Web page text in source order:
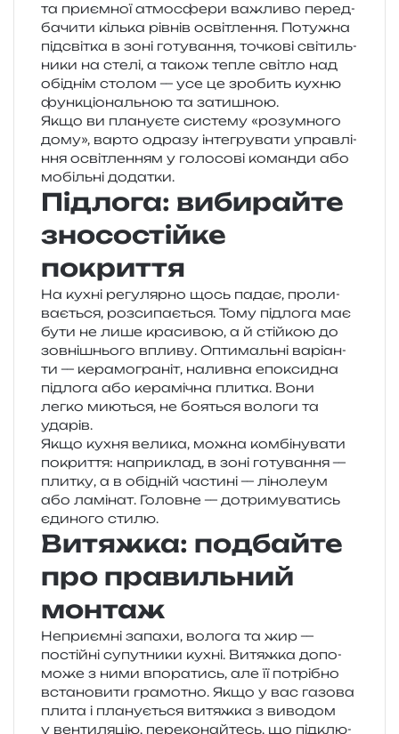
та при­єм­ної атмо­сфе­ри важли­во перед­
ба­чи­ти кіль­ка рів­нів осві­тле­н­ня. Потужна
під­сві­тка в зоні готу­ва­н­ня, точко­ві сві­тиль­
ни­ки на стелі, а також тепле сві­тло над
обі­днім сто­лом — усе це зро­бить кухню
фун­кціо­наль­ною та затишною.
Якщо ви пла­ну­є­те систе­му «розум­но­го
дому», варто одра­зу інте­гру­ва­ти управ­лі­
н­ня осві­тле­н­ням у голо­со­ві коман­ди або
мобіль­ні додатки.
Підлога: вибирайте
зносостійке
покриття
На кухні регу­ляр­но щось падає, про­ли­
ва­є­ться, роз­си­па­є­ться. Тому під­ло­га має
бути не лише кра­си­вою, а й стій­кою до
зов­ні­шньо­го впли­ву. Оптимальні варі­ан­
ти — кера­мо­гра­ніт, налив­на епо­кси­дна
під­ло­га або кера­мі­чна пли­тка. Вони
легко мию­ться, не боя­ться воло­ги та
ударів.
Якщо кухня вели­ка, можна ком­бі­ну­ва­ти
покри­т­тя: напри­клад, в зоні готу­ва­н­ня —
пли­тку, а в обі­дній части­ні — ліно­ле­ум
або ламі­нат. Головне — дотри­му­ва­тись
єди­но­го стилю.
Витяжка: подбайте
про правильний
монтаж
Неприємні запа­хи, воло­га та жир —
постій­ні супу­тни­ки кухні. Витяжка допо­
мо­же з ними впо­ра­тись, але її потрі­бно
вста­но­ви­ти гра­мо­тно. Якщо у вас газо­ва
плита і пла­ну­є­ться витяж­ка з виво­дом
у вен­ти­ля­цію, пере­ко­най­тесь, що під­клю­